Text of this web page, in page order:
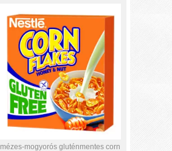
mézes-mogyorós gluténmentes corn